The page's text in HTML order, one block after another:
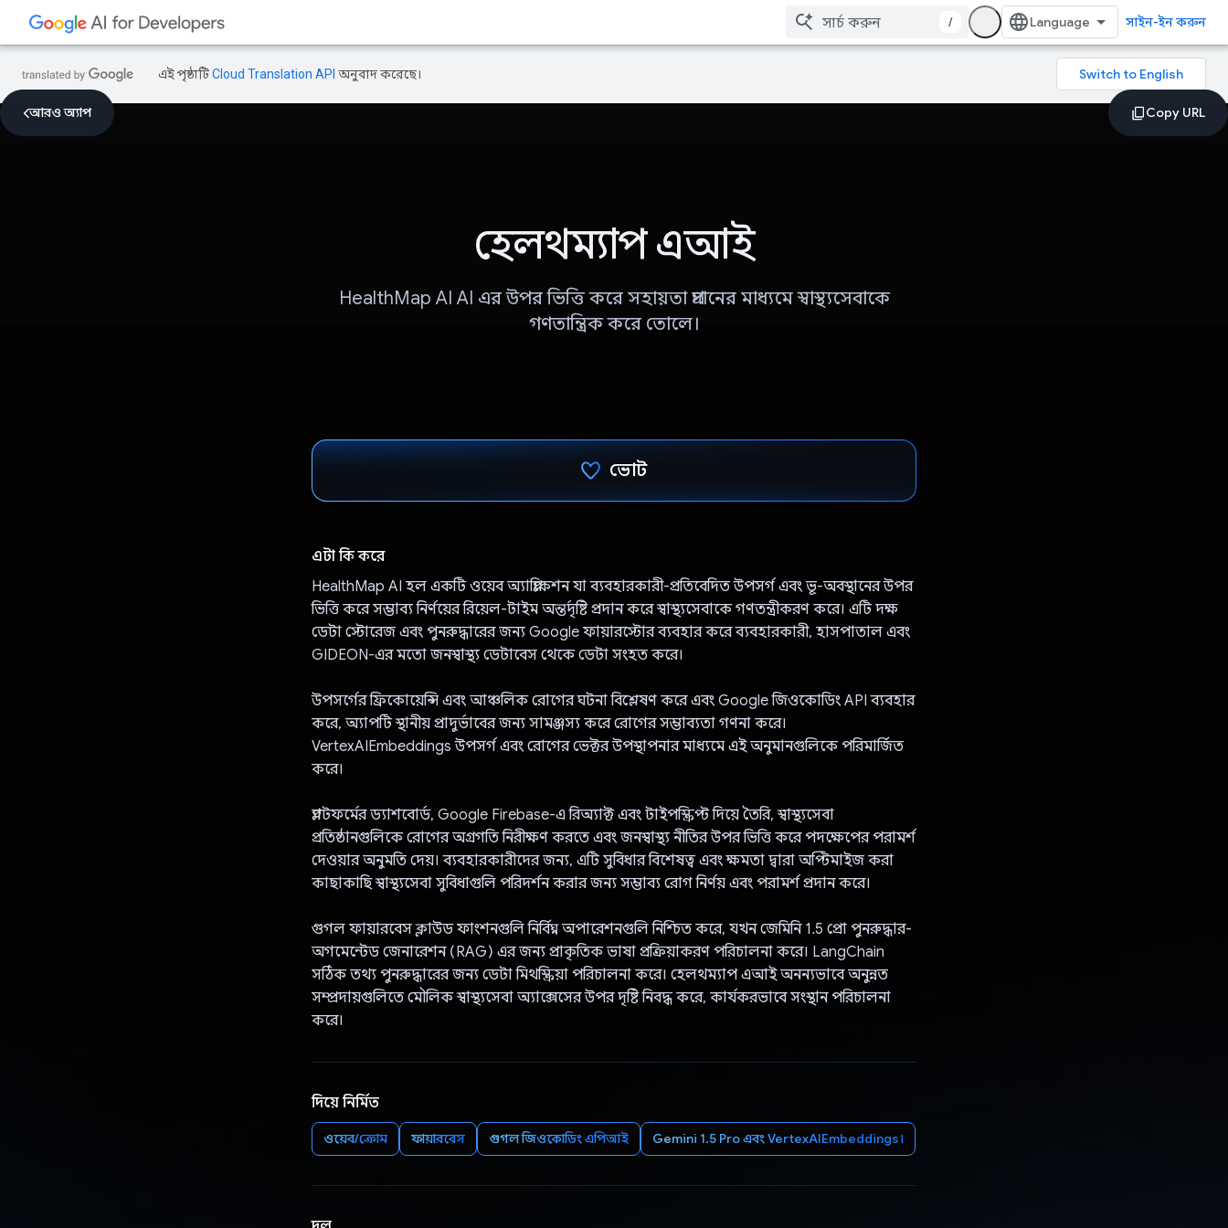
/ সাইন-ইন করুন
এই পৃষ্ঠাটিCloud Translation API অনুবাদ করেছে।
আরও অ্যাপ
হেলথম্যাপ এআই
HealthMap AI AI এর উপর ভিত্তি করে সহায়তা প্রদানের মাধ্যমে স্বাস্থ্যসেবাকে
গণতান্ত্রিক করে তোলে।
ভোট
এটা কি করে
HealthMap AI হল একটি ওয়েব অ্যাপ্লিকেশন যা ব্যবহারকারী-প্রতিবেদিত উপসর্গ এবং ভূ-অবস্থানের উপর
ভিত্তি করে সম্ভাব্য নির্ণয়ের রিয়েল-টাইম অন্তর্দৃষ্টি প্রদান করে স্বাস্থ্যসেবাকে গণতন্ত্রীকরণ করে। এটি দক্ষ
ডেটা স্টোরেজ এবং পুনরুদ্ধারের জন্য Google ফায়ারস্টোর ব্যবহার করে ব্যবহারকারী, হাসপাতাল এবং
GIDEON-এর মতো জনস্বাস্থ্য ডেটাবেস থেকে ডেটা সংহত করে।
উপসর্গের ফ্রিকোয়েন্সি এবং আঞ্চলিক রোগের ঘটনা বিশ্লেষণ করে এবং Google জিওকোডিং API ব্যবহার
করে, অ্যাপটি স্থানীয় প্রাদুর্ভাবের জন্য সামঞ্জস্য করে রোগের সম্ভাব্যতা গণনা করে।
VertexAIEmbeddings উপসর্গ এবং রোগের ভেক্টর উপস্থাপনার মাধ্যমে এই অনুমানগুলিকে পরিমার্জিত
করে।
প্ল্যাটফর্মের ড্যাশবোর্ড, Google Firebase-এ রিঅ্যাক্ট এবং টাইপস্ক্রিপ্ট দিয়ে তৈরি, স্বাস্থ্যসেবা
প্রতিষ্ঠানগুলিকে রোগের অগ্রগতি নিরীক্ষণ করতে এবং জনস্বাস্থ্য নীতির উপর ভিত্তি করে পদক্ষেপের পরামর্শ
দেওয়ার অনুমতি দেয়। ব্যবহারকারীদের জন্য, এটি সুবিধার বিশেষত্ব এবং ক্ষমতা দ্বারা অপ্টিমাইজ করা
কাছাকাছি স্বাস্থ্যসেবা সুবিধাগুলি পরিদর্শন করার জন্য সম্ভাব্য রোগ নির্ণয় এবং পরামর্শ প্রদান করে।
গুগল ফায়ারবেস ক্লাউড ফাংশনগুলি নির্বিঘ্ন অপারেশনগুলি নিশ্চিত করে, যখন জেমিনি 1.5 প্রো পুনরুদ্ধার-
অগমেন্টেড জেনারেশন (RAG) এর জন্য প্রাকৃতিক ভাষা প্রক্রিয়াকরণ পরিচালনা করে। LangChain
সঠিক তথ্য পুনরুদ্ধারের জন্য ডেটা মিথস্ক্রিয়া পরিচালনা করে। হেলথম্যাপ এআই অনন্যভাবে অনুন্নত
সম্প্রদায়গুলিতে মৌলিক স্বাস্থ্যসেবা অ্যাক্সেসের উপর দৃষ্টি নিবদ্ধ করে, কার্যকরভাবে সংস্থান পরিচালনা
করে।
দিয়ে নির্মিত
ওয়েব/ক্রোম ফায়ারবেস গুগল জিওকোডিং এপিআই Gemini 1.5 Pro এবং VertexAIEmbeddings।